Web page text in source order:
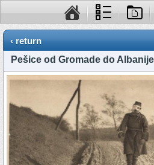
‹ return
Pešice od Gromade do